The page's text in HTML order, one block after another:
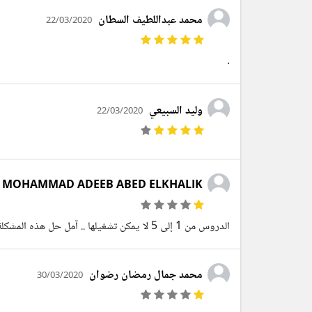
محمد عبداللطيف السطان 22/03/2020
.
وليد السبيعي 22/03/2020
MOHAMMAD ADEEB ABED ELKHALIK
الدروس من 1 إلى 5 لا يمكن تشغيلها .. آمل حل هذه المشكلة لمواصلة الدورة ..
محمد جمال رمضان رضوان 30/03/2020